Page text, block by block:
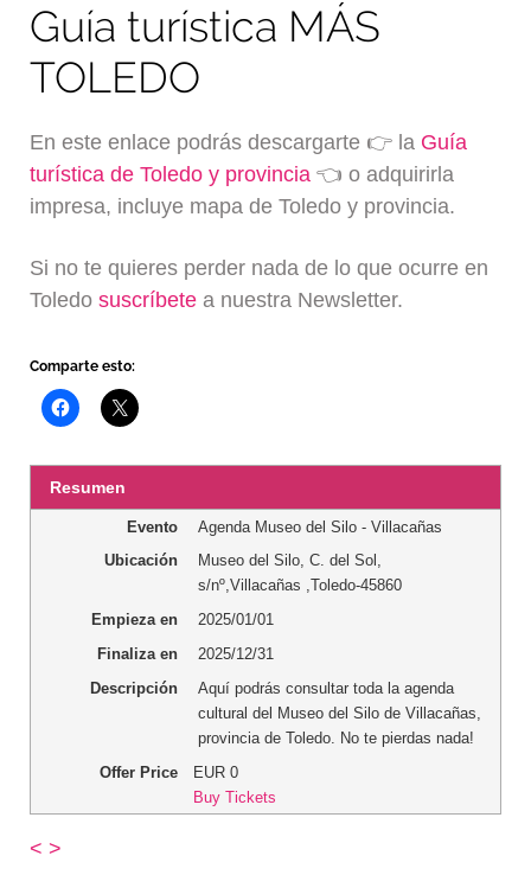
Guía turística MÁS
TOLEDO
En este enlace podrás descargarte 👉 la Guía
turística de Toledo y provincia 👈 o adquirirla
impresa, incluye mapa de Toledo y provincia.
Si no te quieres perder nada de lo que ocurre en
Toledosuscríbete a nuestra Newsletter.
Comparte esto:
Resumen
Evento
Agenda Museo del Silo - Villacañas
Ubicación
Museo del Silo, C. del Sol,
s/nº,Villacañas ,Toledo-45860
Empieza en
2025/01/01
Finaliza en
2025/12/31
Descripción
Aquí podrás consultar toda la agenda
cultural del Museo del Silo de Villacañas,
provincia de Toledo. No te pierdas nada!
Offer Price
EUR 0
Buy Tickets
< >